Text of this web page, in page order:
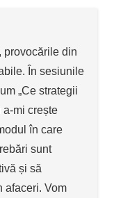
provocările din
În sesiunile
„Ce strategii
a-mi crește
în care
sunt
și să
afaceri. Vom